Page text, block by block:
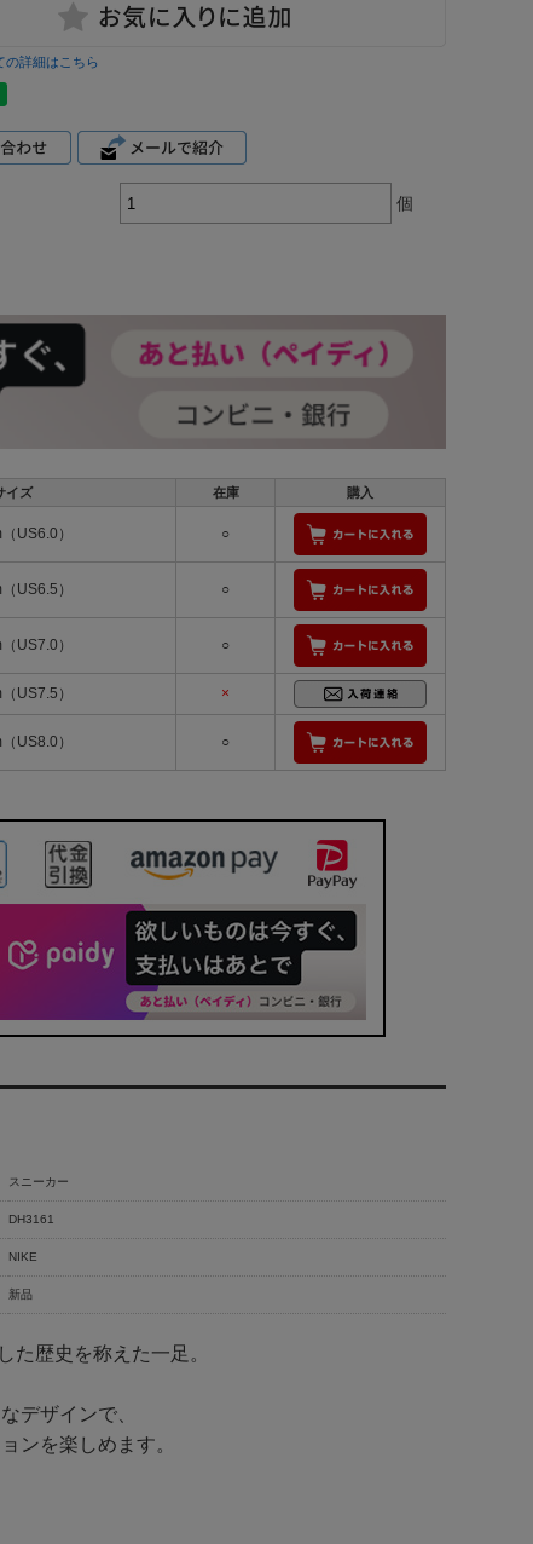
の詳細はこちら
個
イズ 在庫 購入
US6.0） ○
US6.5） ○
US7.0） ○
US7.5） ×
US8.0） ○
スニーカー
DH3161
NIKE
新品
た歴史を称えた一足。
デザインで、
ンを楽しめます。